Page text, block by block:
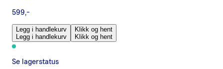
599,-
Legg i handlekurv
Legg i handlekurv
Klikk og hent
Klikk og hent
Se lagerstatus